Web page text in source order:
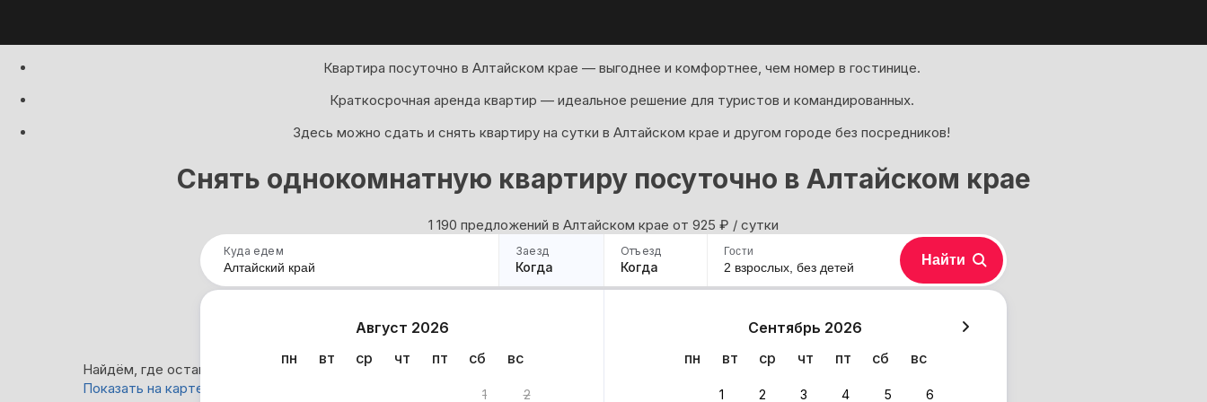
Квартира посуточно в Алтайском крае — выгоднее и комфортнее, чем номер в гостинице.
Краткосрочная аренда квартир — идеальное решение для туристов и командированных.
Здесь можно сдать и снять квартиру на сутки в Алтайском крае и другом городе без посредников!
Снять однокомнатную квартиру посуточно в Алтайском крае
1 190 предложений в Алтайском крае oт 925 ₽ / сутки
Куда едем Заезд
Когда
Отъезд
Когда
Август 2026
пн
вт ср чт пт сб вс
1 2
Сентябрь 2026
пн
вт ср чт пт сб вс
1 2 3 4 5 6
Гости
2 взрослых, без детей Найти
Найдём, где остановиться в Алтайском крае: 1 190 вариантов
Показать на карте